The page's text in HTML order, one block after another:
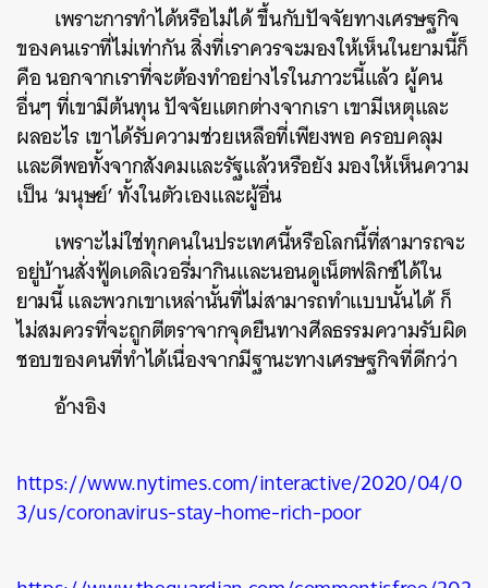
เพราะการทำได้หรือไม่ได้ ขึ้นกับปัจจัยทางเศรษฐกิจ
ของคนเราที่ไม่เท่ากัน สิ่งที่เราควรจะมองให้เห็นในยามนี้ก็
คือ นอกจากเราที่จะต้องทำอย่างไรในภาวะนี้แล้ว ผู้คน
อื่นๆ ที่เขามีต้นทุน ปัจจัยแตกต่างจากเรา เขามีเหตุและ
ผลอะไร เขาได้รับความช่วยเหลือที่เพียงพอ ครอบคลุม
และดีพอทั้งจากสังคมและรัฐแล้วหรือยัง มองให้เห็นความ
เป็น ‘มนุษย์’ ทั้งในตัวเองและผู้อื่น
เพราะไม่ใช่ทุกคนในประเทศนี้หรือโลกนี้ที่สามารถจะ
อยู่บ้านสั่งฟู้ดเดลิเวอรี่มากินและนอนดูเน็ตฟลิกซ์ได้ใน
ยามนี้ และพวกเขาเหล่านั้นที่ไม่สามารถทำแบบนั้นได้ ก็
ไม่สมควรที่จะถูกตีตราจากจุดยืนทางศีลธรรมความรับผิด
ชอบของคนที่ทำได้เนื่องจากมีฐานะทางเศรษฐกิจที่ดีกว่า
อ้างอิง
https://www.nytimes.com/interactive/2020/04/0
3/us/coronavirus-stay-home-rich-poor